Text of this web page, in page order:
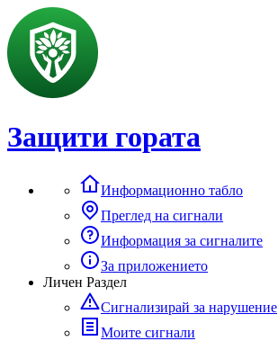
Защити гората
Информационно табло
Преглед на сигнали
Информация за сигналите
За приложението
Личен Раздел
Сигнализирай за нарушение
Моите сигнали